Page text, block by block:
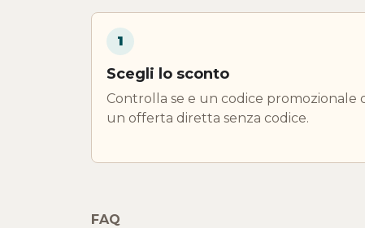
1
Scegli lo sconto
Controlla se e un codice promozionale
un offerta diretta senza codice.
FAQ